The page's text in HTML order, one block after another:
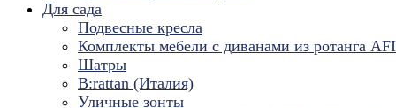
Для сада
Подвесные кресла
Комплекты мебели с диванами из ротанга
Шатры
B:rattan (Италия)
Уличные зонты